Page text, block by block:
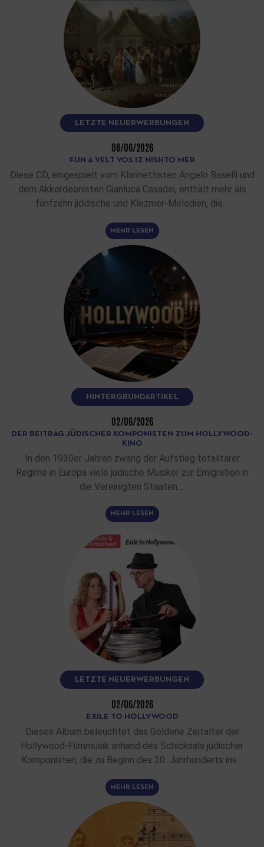
LETZTE NEUERWERBUNGEN
08/06/2026
FUN A VELT VOS IZ NISHTO MER
Diese CD, eingespielt vom Klarinettisten Angelo Baselli und
dem Akkordeonisten Gianluca Casadei, enthält mehr als
fünfzehn jiddische und Klezmer-Melodien, die…
MEHR LESEN
HINTERGRUNDARTIKEL
02/06/2026
DER BEITRAG JÜDISCHER KOMPONISTEN ZUM HOLLYWOOD-
KINO
In den 1930er Jahren zwang der Aufstieg totalitärer
Regime in Europa viele jüdische Musiker zur Emigration in
die Vereinigten Staaten.…
MEHR LESEN
LETZTE NEUERWERBUNGEN
02/06/2026
EXILE TO HOLLYWOOD
Dieses Album beleuchtet das Goldene Zeitalter der
Hollywood-Filmmusik anhand des Schicksals jüdischer
Komponisten, die zu Beginn des 20. Jahrhunderts ins…
MEHR LESEN